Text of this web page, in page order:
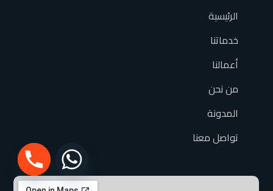
الرئيسية
خدماتنا
أعمالنا
من نحن
المدونة
تواصل معنا